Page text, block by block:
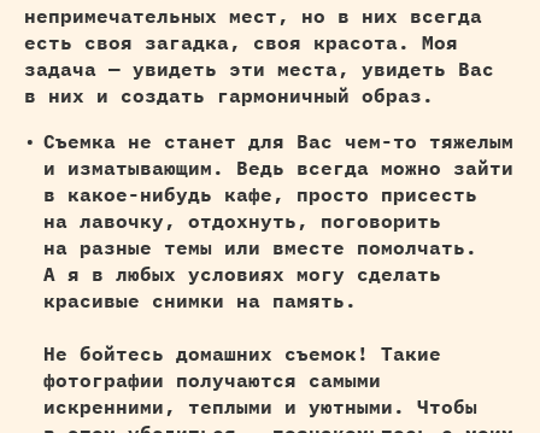
непримечательных мест, но в них всегда
есть своя загадка, своя красота. Моя
задача — увидеть эти места, увидеть Вас
в них и создать гармоничный образ.
Съемка не станет для Вас чем-то тяжелым
и изматывающим. Ведь всегда можно зайти
в какое-нибудь кафе, просто присесть
на лавочку, отдохнуть, поговорить
на разные темы или вместе помолчать.
А я в любых условиях могу сделать
красивые снимки на память.
Не бойтесь домашних съемок! Такие
фотографии получаются самыми
искренними, теплыми и уютными. Чтобы